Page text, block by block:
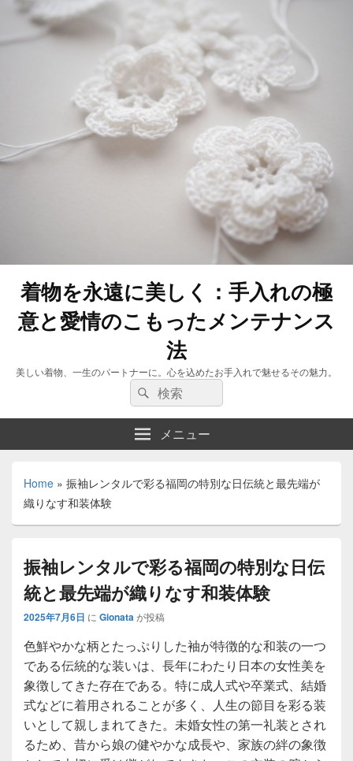
着物を永遠に美しく：手入れの極
意と愛情のこもったメンテナンス
法
美しい着物、一生のパートナーに。心を込めたお手入れで魅せるその魅力。
検
索:
検
索
メニュー
Home » 振袖レンタルで彩る福岡の特別な日伝統と最先端が
織りなす和装体験
振袖レンタルで彩る福岡の特別な日伝
統と最先端が織りなす和装体験
2025年7月6日 に Gionataが投稿
色鮮やかな柄とたっぷりした袖が特徴的な和装の一つ
である伝統的な装いは、長年にわたり日本の女性美を
象徴してきた存在である。 特に成人式や卒業式、結婚
式などに着用されることが多く、人生の節目を彩る装
いとして親しまれてきた。未婚女性の第一礼装とされ
るため、昔から娘の健やかな成長や、家族の絆の象徴